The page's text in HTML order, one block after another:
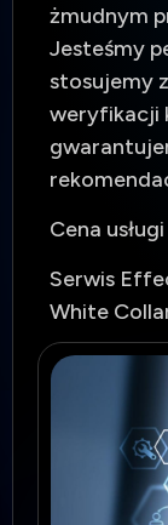
żmudnym
Jesteśmy
stosujemy
weryfikacji
Cena
Serwis
White